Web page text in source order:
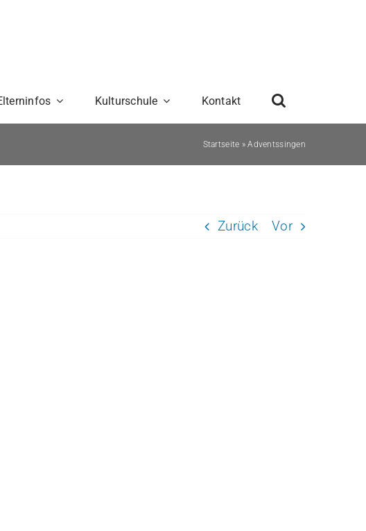
Kulturschule Kontakt
Startseite »Adventssingen
Zurück Vor